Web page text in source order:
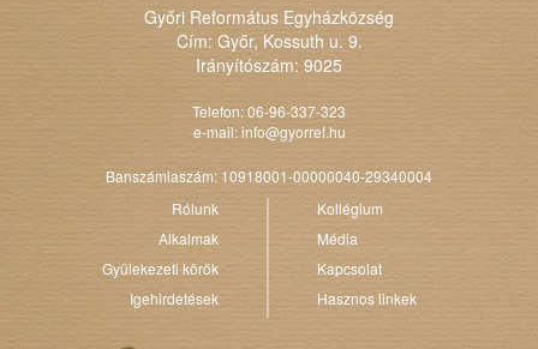
Győri Református Egyházközség
Cím: Győr, Kossuth u. 9.
Irányítószám: 9025
Telefon: 06-96-337-323
e-mail:info@gyorref.hu
Banszámlaszám: 10918001-00000040-29340004
Rólunk
Alkalmak
Gyülekezeti körök
Igehirdetések
Kollégium
Média
Kapcsolat
Hasznos linkek